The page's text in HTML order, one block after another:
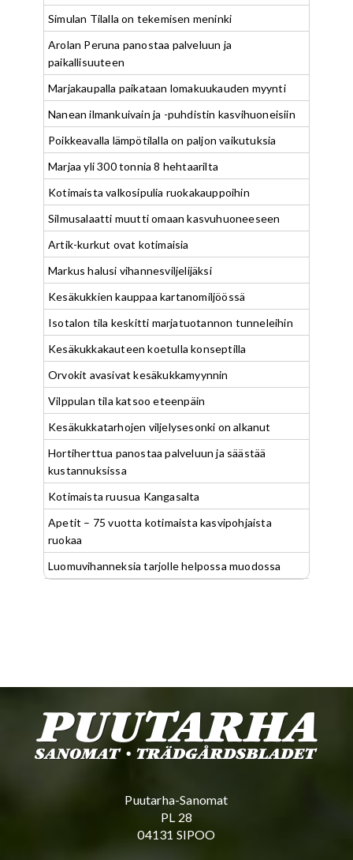
Simulan Tilalla on tekemisen meninki
Arolan Peruna panostaa palveluun ja
paikallisuuteen
Marjakaupalla paikataan lomakuukauden myynti
Nanean ilmankuivain ja -puhdistin kasvihuoneisiin
Poikkeavalla lämpötilalla on paljon vaikutuksia
Marjaa yli 300 tonnia 8 hehtaarilta
Kotimaista valkosipulia ruokakauppoihin
Silmusalaatti muutti omaan kasvuhuoneeseen
Artik-kurkut ovat kotimaisia
Markus halusi vihannesviljelijäksi
Kesäkukkien kauppaa kartanomiljöössä
Isotalon tila keskitti marjatuotannon tunneleihin
Kesäkukkakauteen koetulla konseptilla
Orvokit avasivat kesäkukkamyynnin
Vilppulan tila katsoo eteenpäin
Kesäkukkatarhojen viljelysesonki on alkanut
Hortiherttua panostaa palveluun ja säästää
kustannuksissa
Kotimaista ruusua Kangasalta
Apetit – 75 vuotta kotimaista kasvipohjaista
ruokaa
Luomuvihanneksia tarjolle helpossa muodossa
Puutarha-Sanomat
PL 28
04131 SIPOO